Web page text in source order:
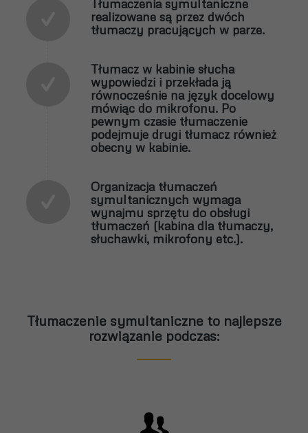
Tłumaczenia symultaniczne
realizowane są przez dwóch
tłumaczy pracujących w parze.
Tłumacz w kabinie słucha
wypowiedzi i przekłada ją
równocześnie na język docelowy
mówiąc do mikrofonu. Po
pewnym czasie tłumaczenie
podejmuje drugi tłumacz również
obecny w kabinie.
Organizacja tłumaczeń
symultanicznych wymaga
wynajmu sprzętu do obsługi
tłumaczeń (kabina dla tłumaczy,
słuchawki, mikrofony etc.).
Tłumaczenie symultaniczne to najlepsze
rozwiązanie podczas: